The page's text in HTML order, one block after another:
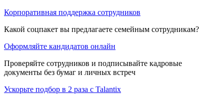
Корпоративная поддержка сотрудников
Какой соцпакет вы предлагаете семейным сотрудникам?
Оформляйте кандидатов онлайн
Проверяйте сотрудников и подписывайте кадровые
документы без бумаг и личных встреч
Ускорьте подбор в 2 раза с Talantix